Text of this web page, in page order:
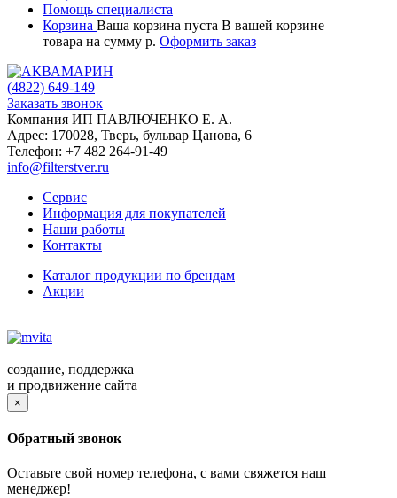
Помощь специалиста
Корзина Ваша корзина пуста В вашей корзине
товара на сумму р. Оформить заказ
(4822) 649-149
Заказать звонок
Компания ИП ПАВЛЮЧЕНКО Е. А.
Адрес: 170028, Тверь, бульвар Цанова, 6
Телефон: +7 482 264-91-49
info@filterstver.ru
Сервис
Информация для покупателей
Наши работы
Контакты
Каталог продукции по брендам
Акции
создание, поддержка
и продвижение сайта
×
Обратный звонок
Оставьте свой номер телефона, с вами свяжется наш
менеджер!